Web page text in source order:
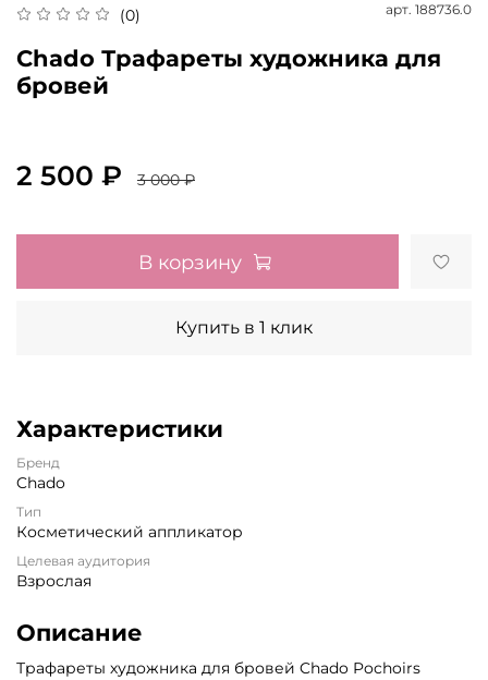
(0) арт. 188736.0
Chado Трафареты художника для
бровей
2 500 ₽ 3 000 ₽
В корзину
Купить в 1 клик
Характеристики
Бренд
Chado
Тип
Косметический аппликатор
Целевая аудитория
Взрослая
Описание
Трафареты художника для бровей Chado Pochoirs